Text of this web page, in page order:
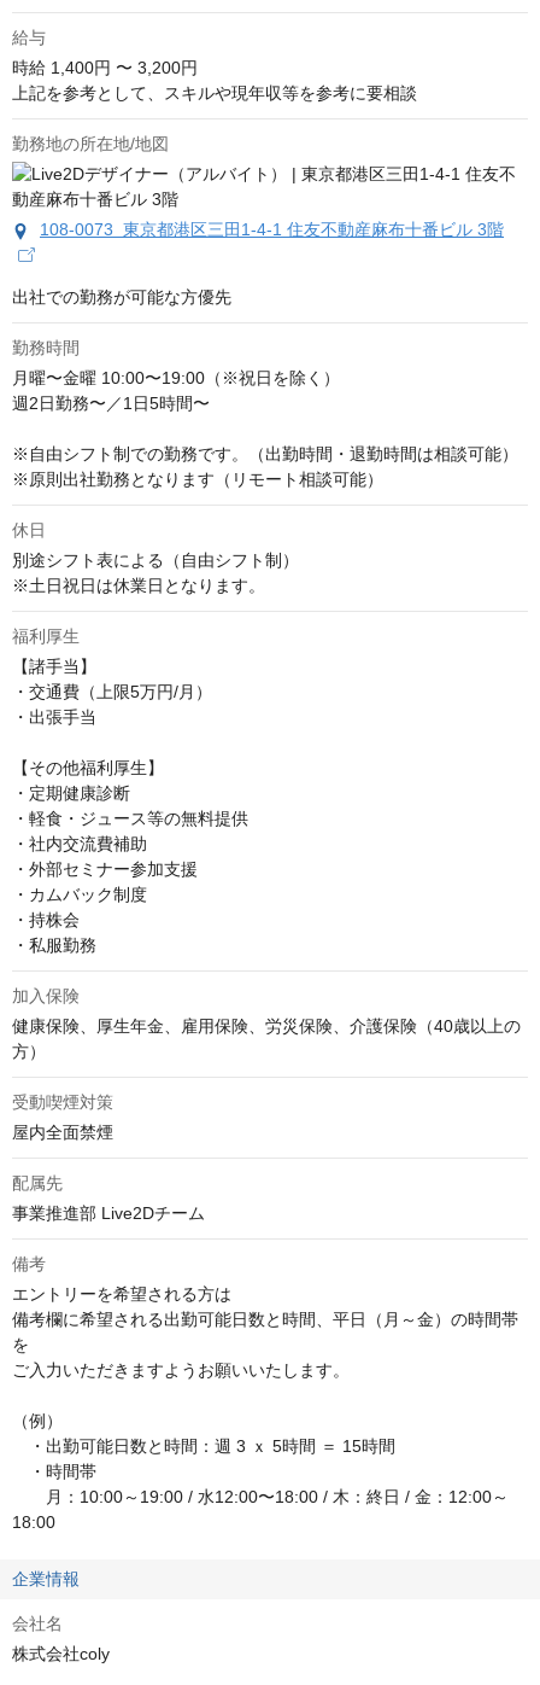
給与
時給 1,400円 〜 3,200円
上記を参考として、スキルや現年収等を参考に要相談
勤務地の所在地/地図
108-0073 東京都港区三田1-4-1 住友不動産麻布十番ビル 3階
出社での勤務が可能な方優先
勤務時間
月曜〜金曜 10:00〜19:00（※祝日を除く）
週2日勤務〜／1日5時間〜
※自由シフト制での勤務です。（出勤時間・退勤時間は相談可能）
※原則出社勤務となります（リモート相談可能）
休日
別途シフト表による（自由シフト制）
※土日祝日は休業日となります。
福利厚生
【諸手当】
・交通費（上限5万円/月）
・出張手当
【その他福利厚生】
・定期健康診断
・軽食・ジュース等の無料提供
・社内交流費補助
・外部セミナー参加支援
・カムバック制度
・持株会
・私服勤務
加入保険
健康保険、厚生年金、雇用保険、労災保険、介護保険（40歳以上の
方）
受動喫煙対策
屋内全面禁煙
配属先
事業推進部 Live2Dチーム
備考
エントリーを希望される方は
備考欄に希望される出勤可能日数と時間、平日（月～金）の時間帯
を
ご入力いただきますようお願いいたします。
（例）
・出勤可能日数と時間：週 3 ｘ 5時間 ＝ 15時間
・時間帯
月：10:00～19:00 / 水12:00〜18:00 / 木：終日 / 金：12:00～
18:00
企業情報
会社名
株式会社coly